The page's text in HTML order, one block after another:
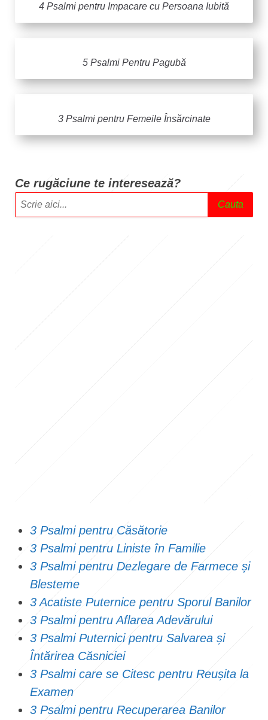
4 Psalmi pentru Impacare cu Persoana Iubită
5 Psalmi Pentru Pagubă
3 Psalmi pentru Femeile Însărcinate
Ce rugăciune te interesează?
Cauta
3 Psalmi pentru Căsătorie
3 Psalmi pentru Liniste în Familie
3 Psalmi pentru Dezlegare de Farmece și
Blesteme
3 Acatiste Puternice pentru Sporul Banilor
3 Psalmi pentru Aflarea Adevărului
3 Psalmi Puternici pentru Salvarea și
Întărirea Căsniciei
3 Psalmi care se Citesc pentru Reușita la
Examen
3 Psalmi pentru Recuperarea Banilor